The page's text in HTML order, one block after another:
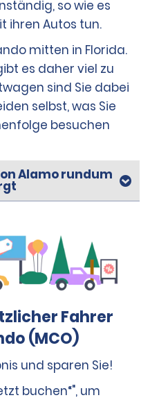
so wie es
ihren Autos tun.
mitten in Florida.
es daher viel zu
sind Sie dabei
selbst, was Sie
besuchen
Alamo rundum
Fahrer
(MCO)
und sparen Sie!
buchen“", um